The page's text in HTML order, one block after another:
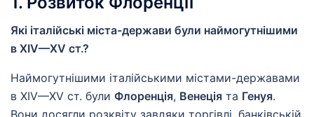
Які італійські міста-держави були наймогутнішими
в XIV—XV ст.?
Наймогутнішими італійськими містами-державами
в XIV—XV ст. були Флоренція, Венеція та Генуя.
Вони досягли розквіту завдяки торгівлі, банківській